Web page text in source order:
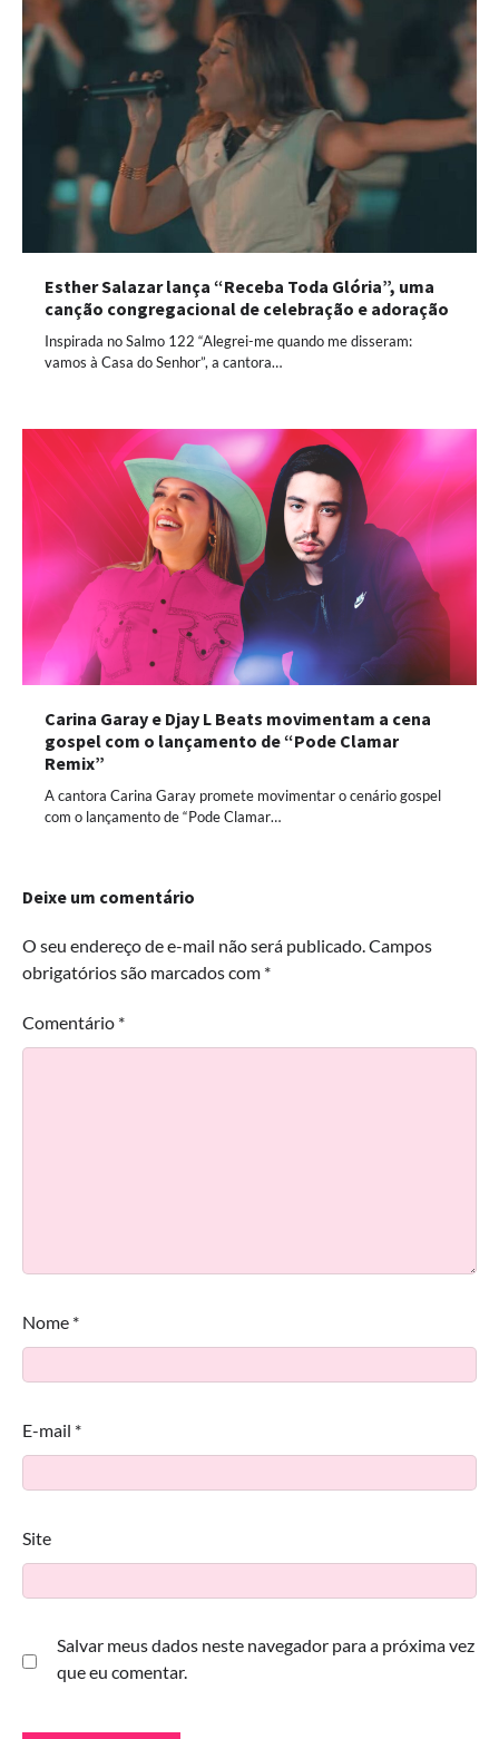
Esther Salazar lança “Receba Toda Glória”, uma
canção congregacional de celebração e adoração
Inspirada no Salmo 122 “Alegrei-me quando me disseram:
vamos à Casa do Senhor”, a cantora…
Carina Garay e Djay L Beats movimentam a cena
gospel com o lançamento de “Pode Clamar
Remix”
A cantora Carina Garay promete movimentar o cenário gospel
com o lançamento de “Pode Clamar…
Deixe um comentário
O seu endereço de e-mail não será publicado.Campos
obrigatórios são marcados com *
Comentário *
Nome *
E-mail *
Site
Salvar meus dados neste navegador para a próxima vez
que eu comentar.